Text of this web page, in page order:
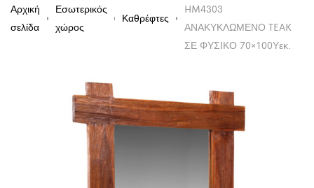
Αρχική
σελίδα
Εσωτερικός
χώρος
Καθρέφτες
HM4303
ΑΝΑΚΥΚΛΩΜΕΝΟ TEAK
ΣΕ ΦΥΣΙΚΟ 70×100Υεκ.